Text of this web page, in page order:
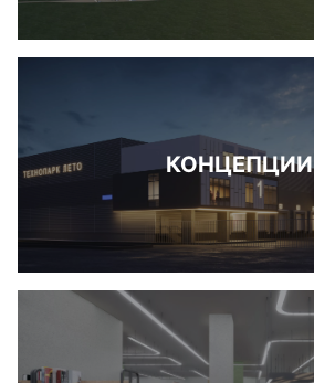
КОНЦЕПЦИИ